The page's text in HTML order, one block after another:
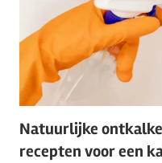
Natuurlijke
recepten voor een